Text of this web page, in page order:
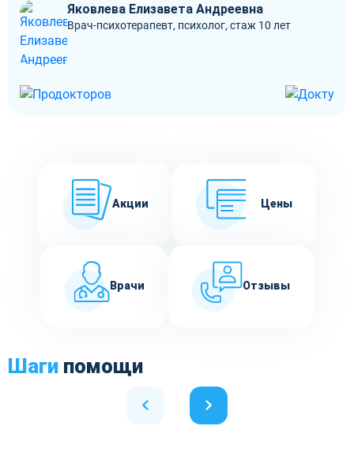
Яковлева Елизавета Андреевна
Врач-психотерапевт, психолог, стаж 10 лет
Акции Цены
Врачи Отзывы
Шаги помощи